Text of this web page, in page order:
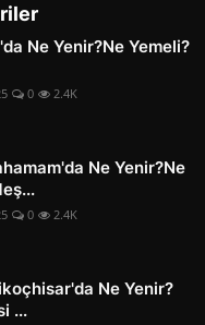
Ne Yenir?Ne Yemeli?
0 2.4K
Ne Yenir?Ne
0 2.4K
Ne Yenir?
...